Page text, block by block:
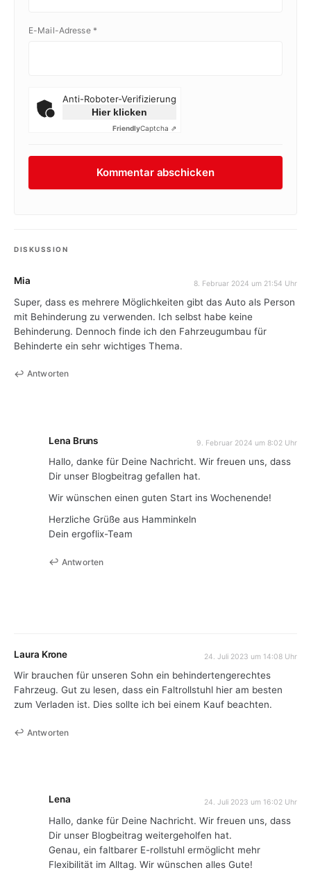
E-Mail-Adresse *
Anti-Roboter-Verifizierung
Hier klicken
FriendlyCaptcha ⇗
DISKUSSION
Mia 8. Februar 2024 um 21:54 Uhr
Super, dass es mehrere Möglichkeiten gibt das Auto als Person
mit Behinderung zu verwenden. Ich selbst habe keine
Behinderung. Dennoch finde ich den Fahrzeugumbau für
Behinderte ein sehr wichtiges Thema.
Antworten
Lena Bruns 9. Februar 2024 um 8:02 Uhr
Hallo, danke für Deine Nachricht. Wir freuen uns, dass
Dir unser Blogbeitrag gefallen hat.
Wir wünschen einen guten Start ins Wochenende!
Herzliche Grüße aus Hamminkeln
Dein ergoflix-Team
Antworten
Laura Krone 24. Juli 2023 um 14:08 Uhr
Wir brauchen für unseren Sohn ein behindertengerechtes
Fahrzeug. Gut zu lesen, dass ein Faltrollstuhl hier am besten
zum Verladen ist. Dies sollte ich bei einem Kauf beachten.
Antworten
Lena 24. Juli 2023 um 16:02 Uhr
Hallo, danke für Deine Nachricht. Wir freuen uns, dass
Dir unser Blogbeitrag weitergeholfen hat.
Genau, ein faltbarer E-rollstuhl ermöglicht mehr
Flexibilität im Alltag. Wir wünschen alles Gute!